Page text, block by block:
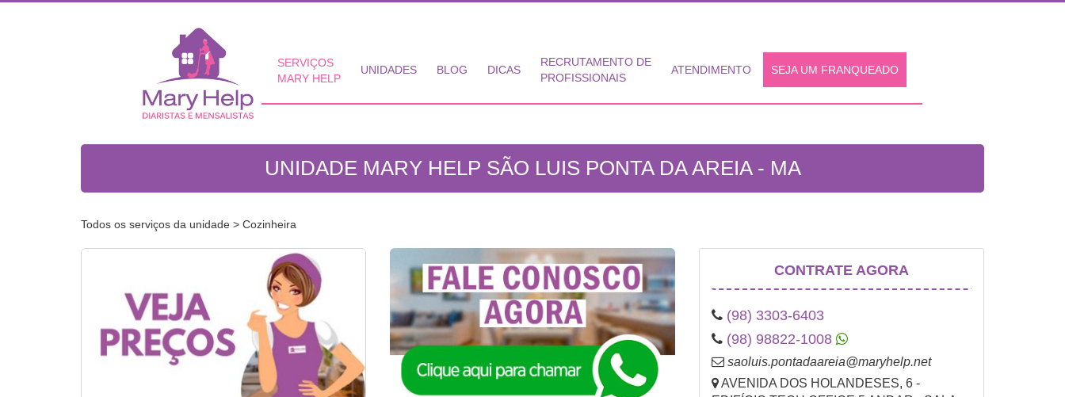
SERVIÇOS
MARY HELP
UNIDADES BLOG DICAS
RECRUTAMENTO DE
PROFISSIONAIS
ATENDIMENTO SEJA UM FRANQUEADO
UNIDADE MARY HELP SÃO LUIS PONTA DA AREIA - MA
Todos os serviços da unidade > Cozinheira
CONTRATE AGORA
(98) 3303-6403
(98) 98822-1008
saoluis.pontadaareia@maryhelp.net
AVENIDA DOS HOLANDESES, 6 -